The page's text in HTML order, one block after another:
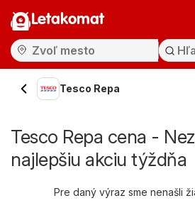
Letakomat
Tesco Repa
Tesco Repa cena -
najlepšiu akciu týždňa
Pre daný výraz sme nenašli